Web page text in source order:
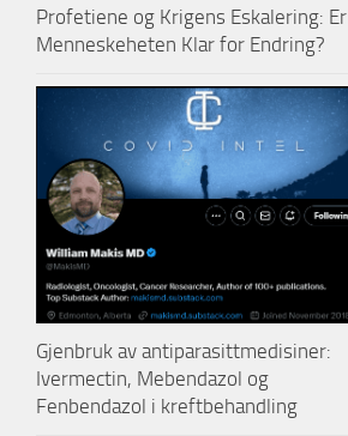
Profetiene og Krigens Eskalering: Er
Menneskeheten Klar for Endring?
Gjenbruk av antiparasittmedisiner:
Ivermectin, Mebendazol og
Fenbendazol i kreftbehandling